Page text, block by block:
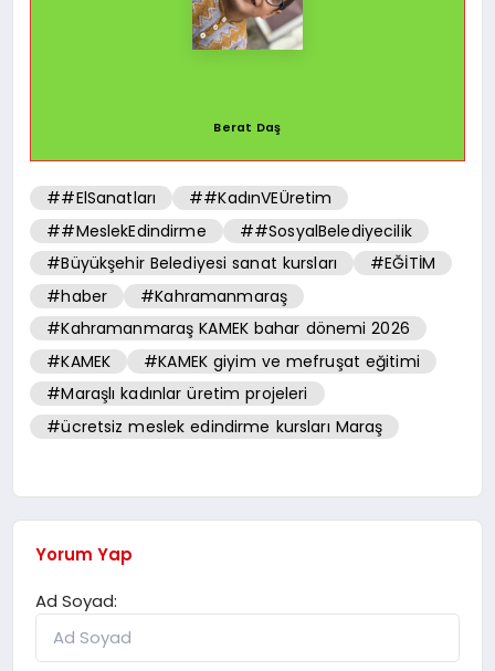
Berat Daş
##ElSanatları
##KadınVEÜretim
##MeslekEdindirme
##SosyalBelediyecilik
#Büyükşehir Belediyesi sanat kursları
#EĞİTİM
#haber
#Kahramanmaraş
#Kahramanmaraş KAMEK bahar dönemi 2026
#KAMEK
#KAMEK giyim ve mefruşat eğitimi
#Maraşlı kadınlar üretim projeleri
#ücretsiz meslek edindirme kursları Maraş
Yorum Yap
Ad Soyad: